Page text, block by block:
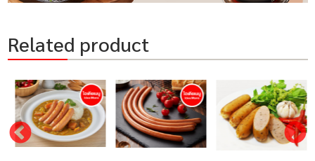
Related product